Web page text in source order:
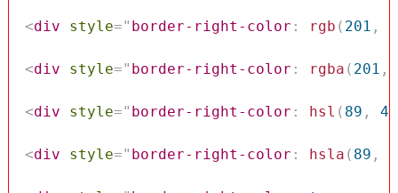
<div style=" border-right-color : rgb ( 201 ,
<div style=" border-right-color : rgba ( 201 ,
<div style=" border-right-color : hsl ( 89 ,
<div style=" border-right-color : hsla ( 89 ,